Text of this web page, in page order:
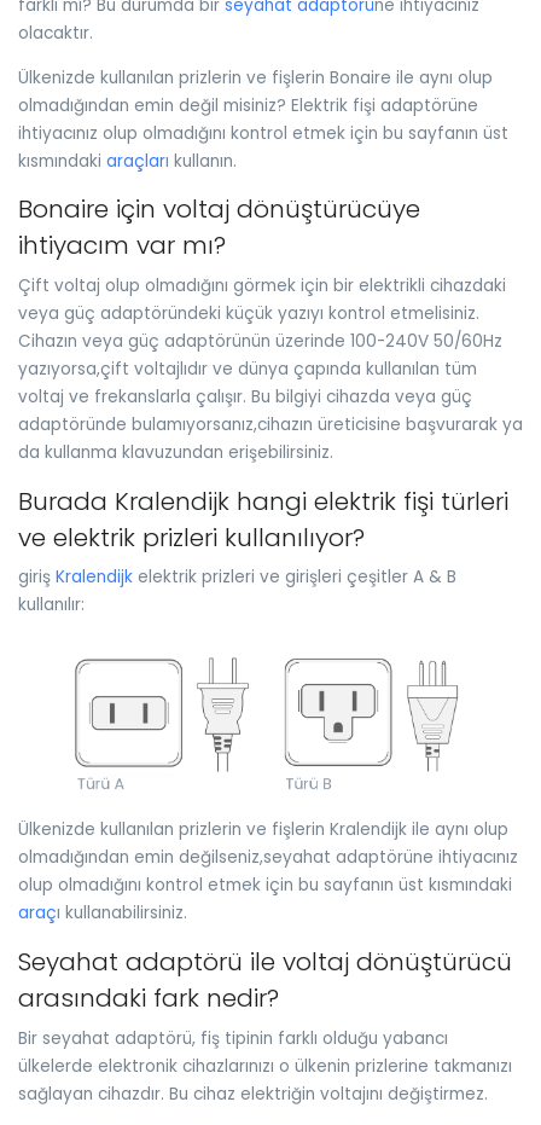
farklı mı? Bu durumda bir seyahat adaptörüne ihtiyacınız
olacaktır.
Ülkenizde kullanılan prizlerin ve fişlerin Bonaire ile aynı olup
olmadığından emin değil misiniz? Elektrik fişi adaptörüne
ihtiyacınız olup olmadığını kontrol etmek için bu sayfanın üst
kısmındaki araçları kullanın.
Bonaire için voltaj dönüştürücüye
ihtiyacım var mı?
Çift voltaj olup olmadığını görmek için bir elektrikli cihazdaki
veya güç adaptöründeki küçük yazıyı kontrol etmelisiniz.
Cihazın veya güç adaptörünün üzerinde 100-240V 50/60Hz
yazıyorsa,çift voltajlıdır ve dünya çapında kullanılan tüm
voltaj ve frekanslarla çalışır. Bu bilgiyi cihazda veya güç
adaptöründe bulamıyorsanız,cihazın üreticisine başvurarak ya
da kullanma klavuzundan erişebilirsiniz.
Burada Kralendijk hangi elektrik fişi türleri
ve elektrik prizleri kullanılıyor?
giriş Kralendijk elektrik prizleri ve girişleri çeşitler A & B
kullanılır:
Ülkenizde kullanılan prizlerin ve fişlerin Kralendijk ile aynı olup
olmadığından emin değilseniz,seyahat adaptörüne ihtiyacınız
olup olmadığını kontrol etmek için bu sayfanın üst kısmındaki
araçı kullanabilirsiniz.
Seyahat adaptörü ile voltaj dönüştürücü
arasındaki fark nedir?
Bir seyahat adaptörü, fiş tipinin farklı olduğu yabancı
ülkelerde elektronik cihazlarınızı o ülkenin prizlerine takmanızı
sağlayan cihazdır. Bu cihaz elektriğin voltajını değiştirmez.